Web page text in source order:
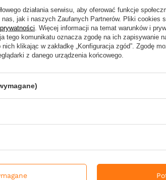
działania serwisu, aby oferować funkcje
nas, jak i naszych Zaufanych Partnerów. Pliki cookies
. Więcej informacji na temat warunków i
tego komunikatu oznacza zgodę na ich zapisywanie
klikając w zakładkę „Konfiguracja zgód”. Zgodę
z danego urządzenia końcowego.